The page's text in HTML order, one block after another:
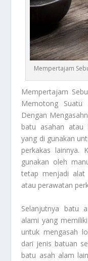
Mempertajam
Mempertajam
Memotong
Dengan
batu asahan atau
yang di gunakan
perkakas lainnya.
gunakan oleh
tetap menjadi alat
atau perawatan
Selanjutnya batu
alami yang
untuk mengasah
dari jenis batuan
batu asah alam